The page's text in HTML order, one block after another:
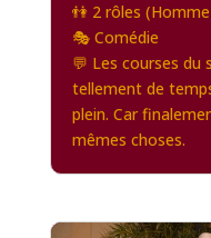
👫 2 rôles
🎭 Comédie
💬 Les courses du
tellement de
plein. Car
mêmes choses.